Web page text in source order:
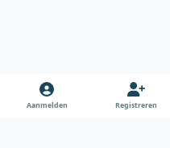
Aanmelden Registreren